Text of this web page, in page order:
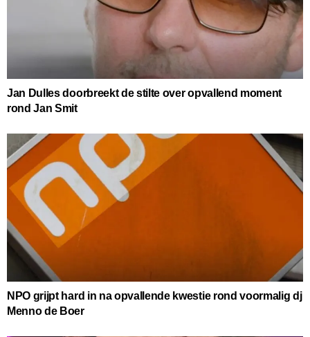
Jan Dulles doorbreekt de stilte over opvallend moment
rond Jan Smit
NPO grijpt hard in na opvallende kwestie rond voormalig dj
Menno de Boer